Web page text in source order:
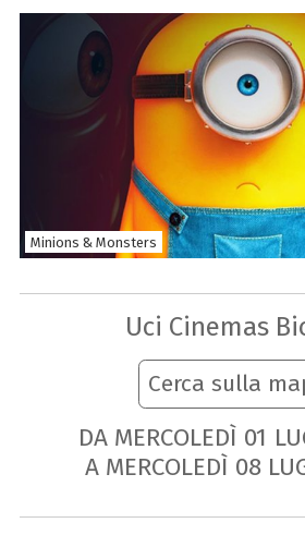
Minions & Monsters
Uci Cinemas
Cerca sulla
DA MERCOLEDÌ 01
A MERCOLEDÌ 08